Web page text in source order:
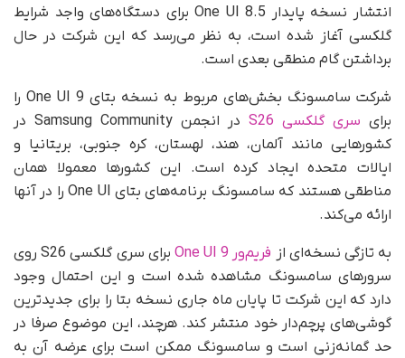
انتشار نسخه پایدار One UI 8.5 برای دستگاه‌های واجد شرایط
گلکسی آغاز شده است، به‌ نظر می‌رسد که این شرکت در حال
برداشتن گام منطقی بعدی است.
شرکت سامسونگ بخش‌های مربوط به نسخه بتای One UI 9 را
برای سری گلکسی S26
در انجمن Samsung Community در
کشورهایی مانند آلمان، هند، لهستان، کره جنوبی، بریتانیا و
ایالات متحده ایجاد کرده است. این کشورها معمولا همان
مناطقی هستند که سامسونگ برنامه‌های بتای One UI را در آنها
ارائه می‌کند.
به‌ تازگی نسخه‌ای از فریم‌ور One UI 9
برای سری گلکسی S26 روی
سرورهای سامسونگ مشاهده شده است و این احتمال وجود
دارد که این شرکت تا پایان ماه جاری نسخه بتا را برای جدیدترین
گوشی‌های پرچم‌دار خود منتشر کند. هرچند، این موضوع صرفا در
حد گمانه‌زنی است و سامسونگ ممکن است برای عرضه آن به